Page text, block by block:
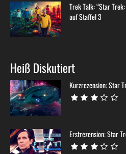
Trek Talk: “Star
auf Staffel 3
Heiß Diskutiert
Kurzrezension: Star
Erstrezension: Star